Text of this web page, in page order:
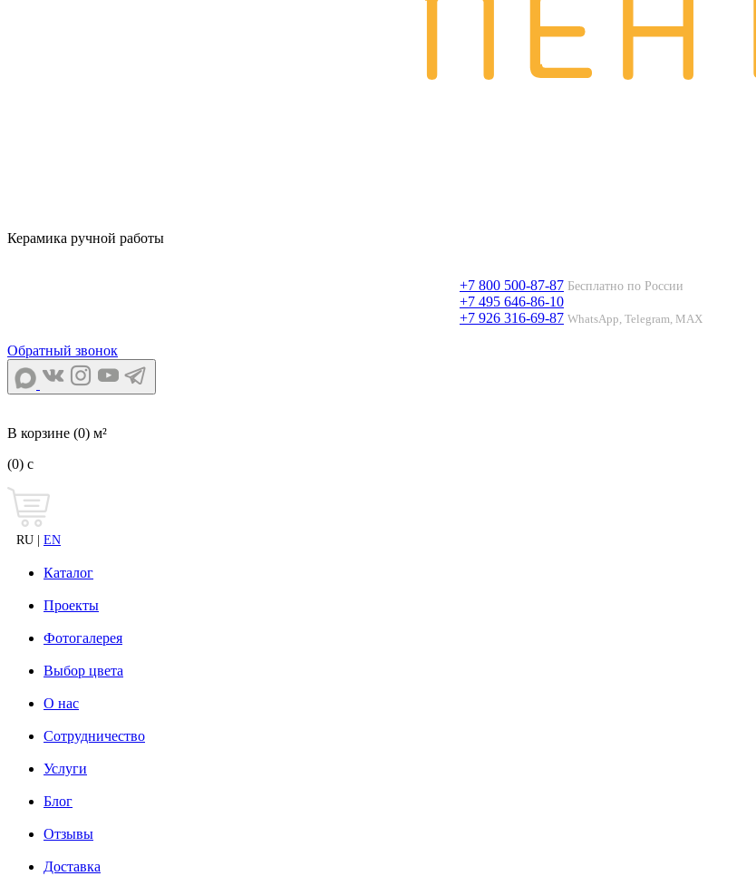
Керамика ручной работы
+7 800 500-87-87 Бесплатно по России
+7 495 646-86-10
+7 926 316-69-87 WhatsApp, Telegram, MAX
Обратный звонок
В корзине (0) м²
(0) c
RU | EN
Каталог
Проекты
Фотогалерея
Выбор цвета
О нас
Сотрудничество
Услуги
Блог
Отзывы
Доставка